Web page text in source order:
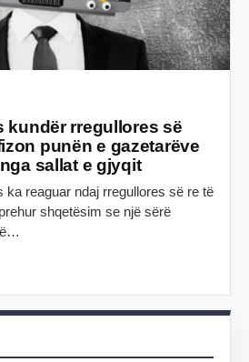
kundër rregullores së
punën e gazetarëve
sallat e gjyqit
ka reaguar ndaj rregullores së re të
shqetësim se një sërë